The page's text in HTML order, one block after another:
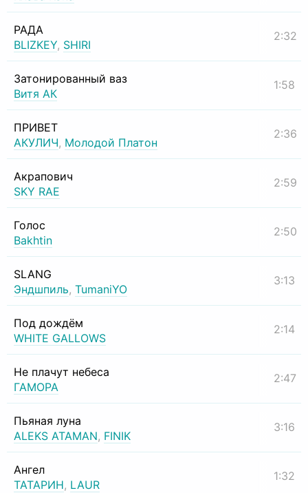
РАДА
BLIZKEY, SHIRI
2:32
Затонированный ваз
Витя АК
1:58
ПРИВЕТ
АКУЛИЧ, Молодой Платон
2:36
Акрапович
SKY RAE
2:59
Голос
Bakhtin
2:50
SLANG
Эндшпиль, TumaniYO
3:13
Под дождём
WHITE GALLOWS
2:14
Не плачут небеса
ГАМОРА
2:47
Пьяная луна
ALEKS ATAMAN, FINIK
3:16
Ангел
ТАТАРИН, LAUR
1:32